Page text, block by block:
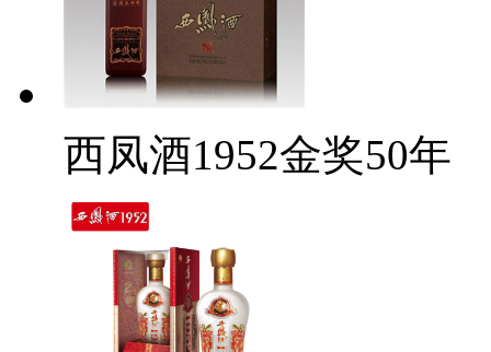
西凤酒1952金奖50年